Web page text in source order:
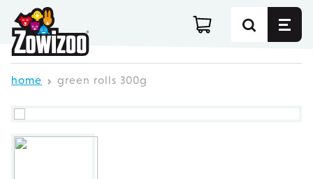
Ga direct door naar de inhoud
home green rolls 300g